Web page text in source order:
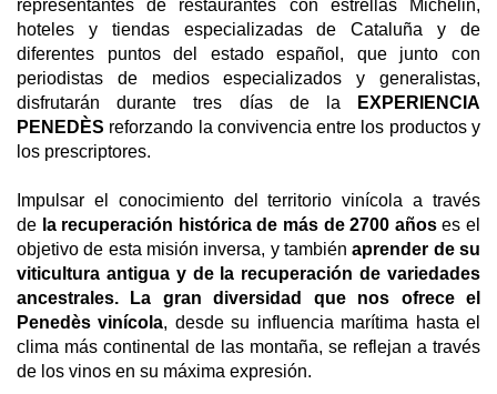
representantes de restaurantes con estrellas Michelin,
hoteles y tiendas especializadas de Cataluña y de
diferentes puntos del estado español, que junto con
periodistas de medios especializados y generalistas,
disfrutarán durante tres días de la
EXPERIENCIA
PENEDÈS reforzando la convivencia entre los productos y
los prescriptores.
Impulsar el conocimiento del territorio vinícola a través
de la recuperación histórica de más de 2700 añoses el
objetivo de esta misión inversa, y tambiénaprender de su
viticultura antigua y de la recuperación de variedades
ancestrales. La gran diversidad que nos ofrece el
Penedès vinícola, desde su influencia marítima hasta el
clima más continental de las montaña, se reflejan a través
de los vinos en su máxima expresión.